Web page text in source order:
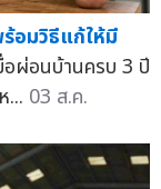
อมวิธีแก้ให้มี
ผ่อนบ้านครบ 3 ปี
... 03 ส.ค.